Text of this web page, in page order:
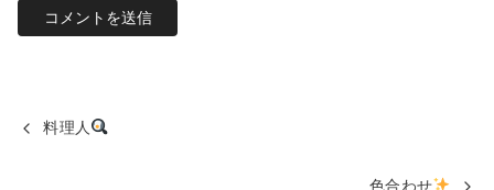
料理人
色合わせ